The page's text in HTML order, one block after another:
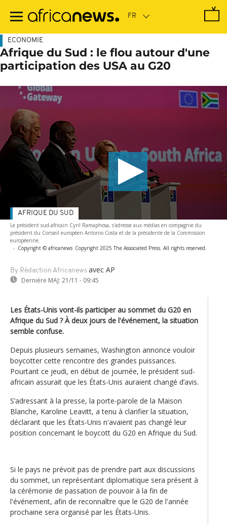
contenu
ECONOMIE
Afrique du Sud : le flou autour d'une
participation des USA au G20
Le président sud-africain Cyril Ramaphosa, s'adresse aux médias en compagnie du
président du Conseil européen Antonio Costa et de la présidente de la Commission
européenne.
- Copyright © africanews Copyright 2025 The Associated Press. All rights reserved.
By Rédaction Africanews avec AP
Dernière MAJ: 21/11 - 09:45
AFRIQUE DU SUD
Les États-Unis vont-ils participer au sommet du G20 en
Afrique du Sud ? À deux jours de l'événement, la situation
semble confuse.
Depuis plusieurs semaines, Washington annonce vouloir
boycotter cette rencontre des grandes puissances.
Pourtant ce jeudi, en début de journée, le président sud-
africain assurait que les États-Unis auraient changé d’avis.
S’adressant à la presse, la porte-parole de la Maison
Blanche, Karoline Leavitt, a tenu à clarifier la situation,
déclarant que les États-Unis n'avaient pas changé leur
position concernant le boycott du G20 en Afrique du Sud.
Si le pays ne prévoit pas de prendre part aux discussions
du sommet, un représentant diplomatique sera présent à
la cérémonie de passation de pouvoir à la fin de
l'événement, afin de reconnaître que le G20 de l'année
prochaine sera organisé par les États-Unis.